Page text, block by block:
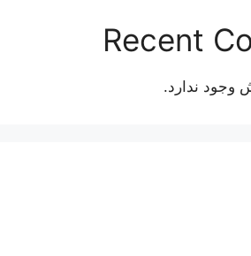
Recent
وجود ندارد.